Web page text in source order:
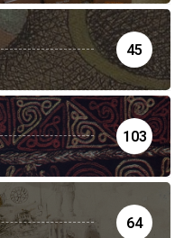
45
103
64